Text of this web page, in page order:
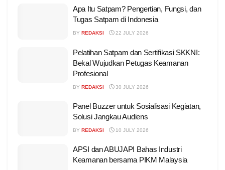
Apa Itu Satpam? Pengertian, Fungsi, dan
Tugas Satpam di Indonesia
BY REDAKSI 22 JULY 2026
Pelatihan Satpam dan Sertifikasi SKKNI:
Bekal Wujudkan Petugas Keamanan
Profesional
BY REDAKSI 30 JULY 2026
Panel Buzzer untuk Sosialisasi Kegiatan,
Solusi Jangkau Audiens
BY REDAKSI 10 JULY 2026
APSI dan ABUJAPI Bahas Industri
Keamanan bersama PIKM Malaysia